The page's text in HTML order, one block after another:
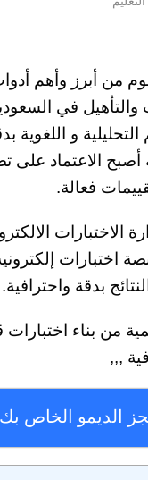
من أبرز وأهم
والتأهيل في
و اللغوية
أصبح الاعتماد على
فعالة.
الاختبارات
اختبارات
بدقة واحترافية.
بناء اختبارات
,,,
الديمو الخاص بك